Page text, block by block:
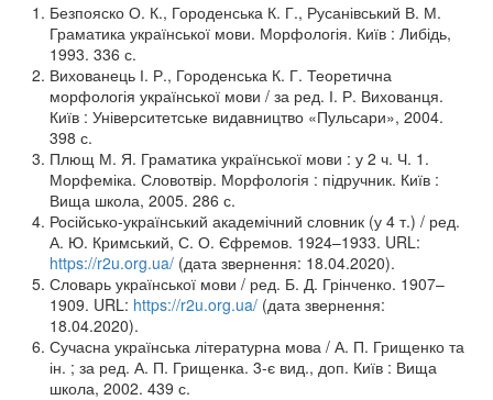
Безпояско О. К., Городенська К. Г., Русанівський В. М.
Граматика української мови. Морфологія. Київ : Либідь,
1993. 336 с.
Вихованець І. Р., Городенська К. Г. Теоретична
морфологія української мови / за ред. І. Р. Вихованця.
Київ : Університетське видавництво «Пульсари», 2004.
398 с.
Плющ М. Я. Граматика української мови : у 2 ч. Ч. 1.
Морфеміка. Словотвір. Морфологія : підручник. Київ :
Вища школа, 2005. 286 с.
Російсько-український академічний словник (у 4 т.) / ред.
А. Ю. Кримський, С. О. Єфремов. 1924–1933. URL:
https://r2u.org.ua/ (дата звернення: 18.04.2020).
Словарь української мови / ред. Б. Д. Грінченко. 1907–
1909. URL: https://r2u.org.ua/ (дата звернення:
18.04.2020).
Сучасна українська літературна мова / А. П. Грищенко та
ін. ; за ред. А. П. Грищенка. 3-є вид., доп. Київ : Вища
школа, 2002. 439 с.